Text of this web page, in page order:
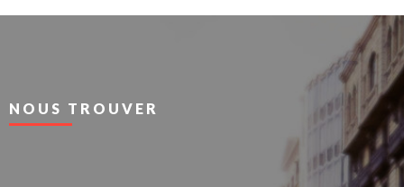
NOUS TROUVER